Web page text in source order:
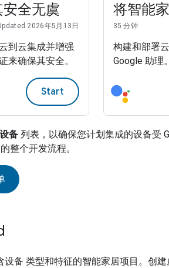
安全无虞
2026年5月13日
到云集成并增强
来确保其安全。
Start
将智能
35 分钟
构建和部署
Google 助理
备 列表，以确保您计划集成的设备受
整个开发流程。
设备 类型和特征的智能家居项目。创